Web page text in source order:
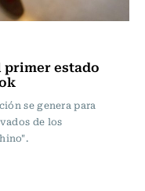
primer estado
se genera para
de los